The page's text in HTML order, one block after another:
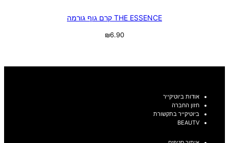
THE ESSENCE קרם גוף גורמה
₪6.90
אודות ביוטיקייר
חזון החברה
ביוטיקייר בתקשורת
BEAUTV